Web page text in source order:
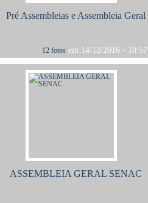
Pré Assembleias e Assembleia Geral
12 fotos em 14/12/2016 - 10:57
ASSEMBLEIA GERAL SENAC